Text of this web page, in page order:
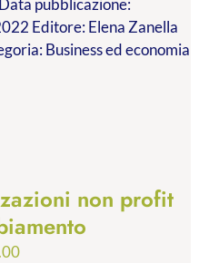
€9.99
a
€19.00
pubblicazione:
Editore: Elena Zanella
Business ed economia
non profit
Fascia